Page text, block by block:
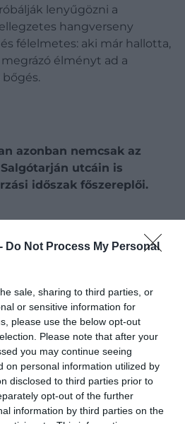
Do Not Process My Personal
sale, sharing to third parties, or
or sensitive information for
please use the below opt-out
Please note that after your
you may continue seeing
on personal information utilized by
disclosed to third parties prior to
opt-out of the further
information by third parties on the
lenyűgözni a
hangverseny
félelmetes: aki már hallotta,
élményt ad a
azonban nemcsak az
utcáin is
időszak főszereplői.
és óvják a salgótarjáni